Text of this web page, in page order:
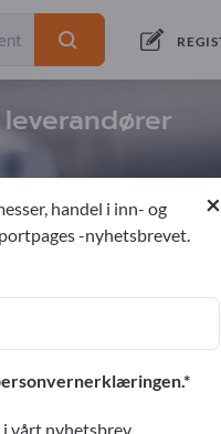
×
handel i inn- og
-nyhetsbrevet.
i vårt nyhetsbrev.